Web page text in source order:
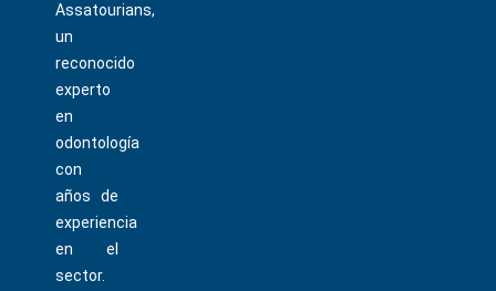
Assatourians,
un
reconocido
experto
en
odontología
con
años de
experiencia
en el
sector.